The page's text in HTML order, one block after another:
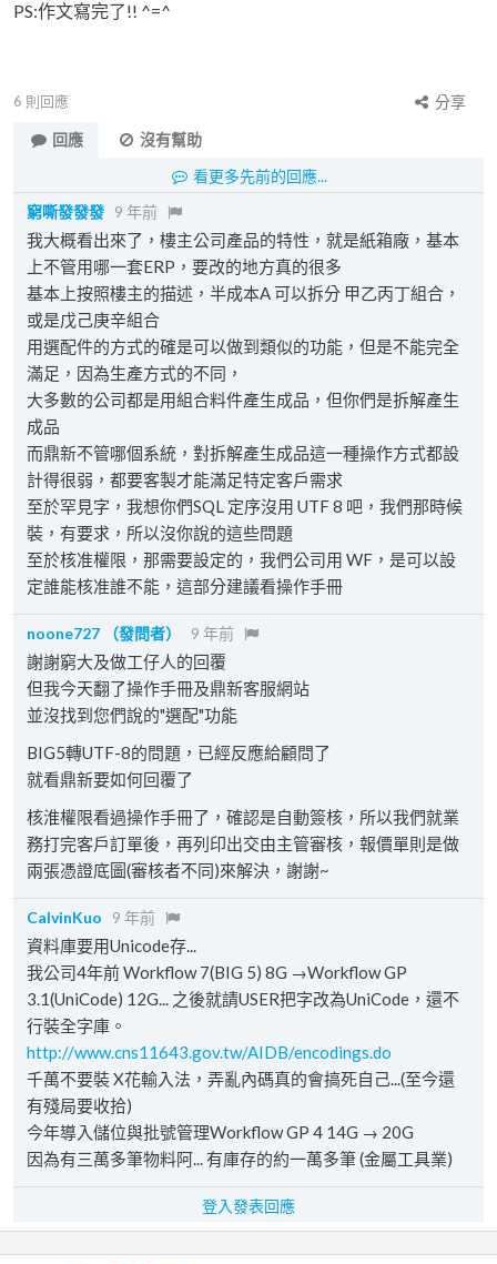
PS:作文寫完了!! ^=^
6 則回應
分享
回應
沒有幫助
看更多先前的回應...
窮嘶發發發 9 年前
我大概看出來了，樓主公司產品的特性，就是紙箱廠，基本
上不管用哪一套ERP，要改的地方真的很多
基本上按照樓主的描述，半成本A 可以拆分 甲乙丙丁組合，
或是戊己庚辛組合
用選配件的方式的確是可以做到類似的功能，但是不能完全
滿足，因為生產方式的不同，
大多數的公司都是用組合料件產生成品，但你們是拆解產生
成品
而鼎新不管哪個系統，對拆解產生成品這一種操作方式都設
計得很弱，都要客製才能滿足特定客戶需求
至於罕見字，我想你們SQL 定序沒用 UTF 8 吧，我們那時候
裝，有要求，所以沒你說的這些問題
至於核准權限，那需要設定的，我們公司用 WF，是可以設
定誰能核准誰不能，這部分建議看操作手冊
noone727 （發問者） 9 年前
謝謝窮大及做工仔人的回覆
但我今天翻了操作手冊及鼎新客服網站
並沒找到您們說的"選配"功能
BIG5轉UTF-8的問題，已經反應給顧問了
就看鼎新要如何回覆了
核淮權限看過操作手冊了，確認是自動簽核，所以我們就業
務打完客戶訂單後，再列印出交由主管審核，報價單則是做
兩張憑證底圖(審核者不同)來解決，謝謝~
CalvinKuo 9 年前
資料庫要用Unicode存...
我公司4年前 Workflow 7(BIG 5) 8G →Workflow GP
3.1(UniCode) 12G... 之後就請USER把字改為UniCode，還不
行裝全字庫。
http://www.cns11643.gov.tw/AIDB/encodings.do
千萬不要裝 X花輸入法，弄亂內碼真的會搞死自己...(至今還
有殘局要收拾)
今年導入儲位與批號管理Workflow GP 4 14G → 20G
因為有三萬多筆物料阿... 有庫存的約一萬多筆 (金屬工具業)
登入發表回應